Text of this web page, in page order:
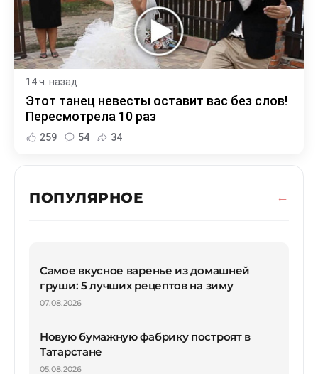
14 ч. назад
Этот танец невесты оставит вас без слов!
Пересмотрела 10 раз
259 54 34
ПОПУЛЯРНОЕ
Самое вкусное варенье из домашней
груши: 5 лучших рецептов на зиму
07.08.2026
Новую бумажную фабрику построят в
Татарстане
05.08.2026